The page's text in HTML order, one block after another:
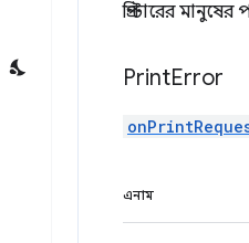
প্রিন্টারের
PrintError
এনাম